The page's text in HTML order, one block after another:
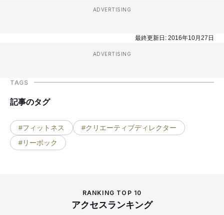
ADVERTISING
最終更新日: 2016年10月27日
ADVERTISING
TAGS
記事のタグ
#フィットネス
#クリエーティブディレクター
#リーボック
RANKING TOP 10
アクセスランキング